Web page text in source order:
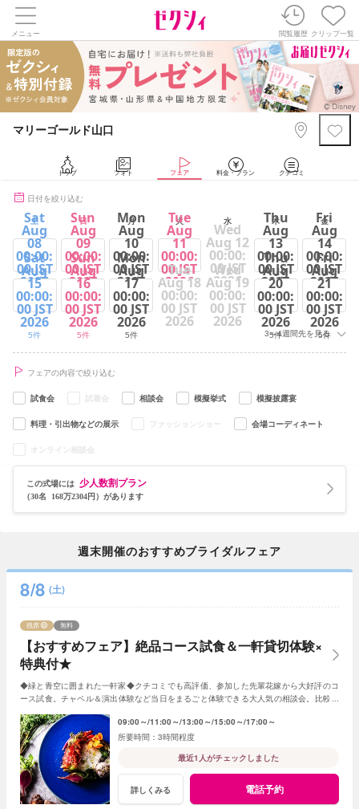
メニュー 閲覧履歴 クリップ一覧
マリーゴールド山口
トップ フォト フェア 料金・プラン クチコミ
日付を絞り込む
土 日 月 火 水 木 金
Sat
Aug
08
00:00:
00 JST
2026
5件
Sun
Aug
09
00:00:
00 JST
2026
5件
Mon
Aug
10
00:00:
00 JST
2026
5件
Tue
Aug
11
00:00:
00 JST
2026
4件
Wed
Aug 12
00:00:
00 JST
2026
Thu
Aug
13
00:00:
00 JST
2026
5件
Fri
Aug
14
00:00:
00 JST
2026
5件
Sat
Aug
15
00:00:
00 JST
2026
5件
Sun
Aug
16
00:00:
00 JST
2026
5件
Mon
Aug
17
00:00:
00 JST
2026
5件
Tue
Aug 18
00:00:
00 JST
2026
Wed
Aug 19
00:00:
00 JST
2026
Thu
Aug
20
00:00:
00 JST
2026
5件
Fri
Aug
21
00:00:
00 JST
2026
5件
3～4週間先を見る
フェアの内容で絞り込む
試食会 試着会 相談会 模擬挙式 模擬披露宴
料理・引出物などの展示 ファッションショー 会場コーディネート
オンライン相談会
この式場には 少人数割プラン
（30名 168万2304円）があります
週末開催のおすすめブライダルフェア
8/8 (土)
【おすすめフェア】絶品コース試食＆一軒貸切体験×
特典付★
残席 無料
◆緑と青空に囲まれた一軒家◆クチコミでも高評価、参加した先輩花嫁から大好評のコ
ース試食。チャペル＆演出体験など当日をまるごと体験できる大人気の相談会。比較用
09:00～ 11:00～ 13:00～ 15:00～ 17:00～
3時間程度
最近1人がチェックしました
詳しくみる 電話予約